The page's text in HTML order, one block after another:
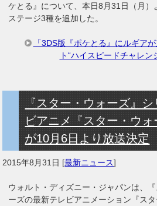
ケとる』について、本日8月31日（月）
ステージ3種を追加した。
「3DS版『ポケとる』にルギア
ト“ハイスピードチャレ
『スター・ウォーズ』
ビアニメ『スター・ウォ
が10月6日より放送決定
2015年8月31日 [最新ニュース]
ウォルト・ディズニー・ジャパンは、
ーズの最新テレビアニメーション『ス